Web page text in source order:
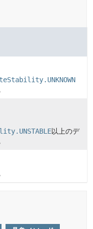
以上のデ